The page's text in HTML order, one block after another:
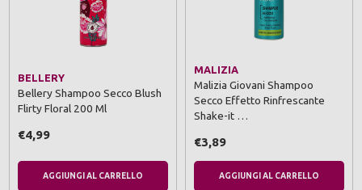
BELLERY
Bellery Shampoo Secco Blush
Flirty Floral 200 Ml
€4,99
AGGIUNGI AL CARRELLO
MALIZIA
Malizia Giovani Shampoo
Secco Effetto Rinfrescante
Shake-it …
€3,89
AGGIUNGI AL CARRELLO